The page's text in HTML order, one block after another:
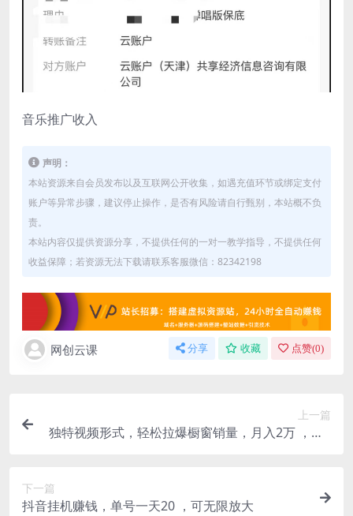
音乐推广收入
声明：
本站资源来自会员发布以及互联网公开收集，如遇充值环节或绑定支付
账户等异常步骤，建议停止操作，是否有风险请自行甄别，本站概不负
责。
本站内容仅提供资源分享，不提供任何的一对一教学指导，不提供任何
收益保障；若资源无法下载请联系客服微信：82342198
网创云课 分享 收藏 点赞(0)
上一篇
独特视频形式，轻松拉爆橱窗销量，月入2万 ，从0
下一篇
抖音挂机赚钱，单号一天20 ，可无限放大